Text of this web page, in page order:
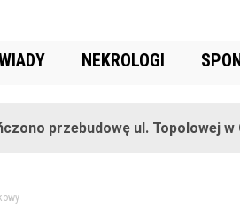
NEKROLOGI
ul. Topolowej w